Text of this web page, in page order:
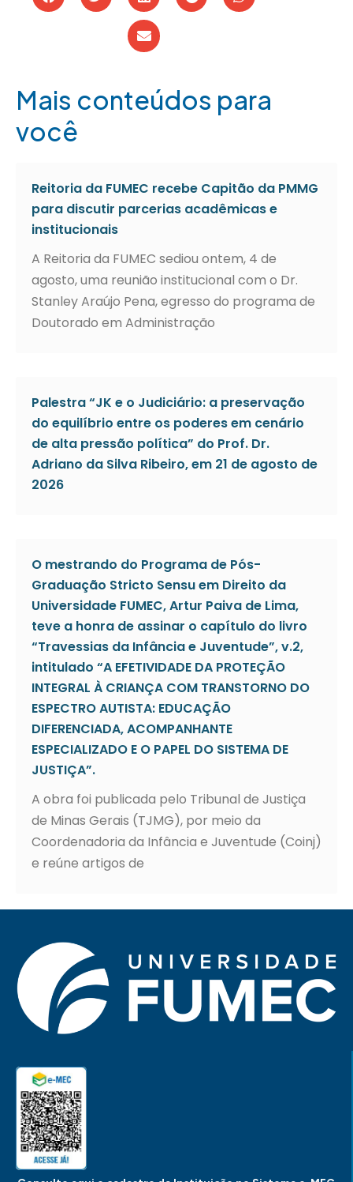
Mais conteúdos para
você
Reitoria da FUMEC recebe Capitão da PMMG
para discutir parcerias acadêmicas e
institucionais
A Reitoria da FUMEC sediou ontem, 4 de
agosto, uma reunião institucional com o Dr.
Stanley Araújo Pena, egresso do programa de
Doutorado em Administração
Palestra “JK e o Judiciário: a preservação
do equilíbrio entre os poderes em cenário
de alta pressão política” do Prof. Dr.
Adriano da Silva Ribeiro, em 21 de agosto de
2026
O mestrando do Programa de Pós-
Graduação Stricto Sensu em Direito da
Universidade FUMEC, Artur Paiva de Lima,
teve a honra de assinar o capítulo do livro
“Travessias da Infância e Juventude”, v.2,
intitulado “A EFETIVIDADE DA PROTEÇÃO
INTEGRAL À CRIANÇA COM TRANSTORNO DO
ESPECTRO AUTISTA: EDUCAÇÃO
DIFERENCIADA, ACOMPANHANTE
ESPECIALIZADO E O PAPEL DO SISTEMA DE
JUSTIÇA”.
A obra foi publicada pelo Tribunal de Justiça
de Minas Gerais (TJMG), por meio da
Coordenadoria da Infância e Juventude (Coinj)
e reúne artigos de